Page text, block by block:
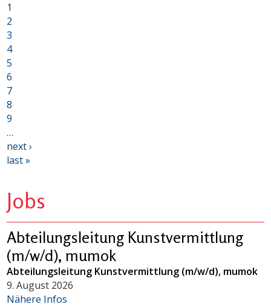
1
2
3
4
5
6
7
8
9
…
next ›
last »
Jobs
Abteilungsleitung Kunstvermittlung
(m/w/d), mumok
Abteilungsleitung Kunstvermittlung (m/w/d), mumok
9. August 2026
Nähere Infos